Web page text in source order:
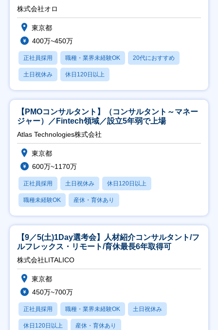
修充実】
株式会社オロ
東京都
400万~450万
正社員採用 職種・業界未経験OK 20代におすすめ
土日祝休み 休日120日以上
【PMOコンサルタント】（コンサルタント～マネー
ジャー）／Fintech領域／設立5年弱で上場
Atlas Technologies株式会社
東京都
600万~1170万
正社員採用 土日祝休み 休日120日以上
職種未経験OK 産休・育休あり
【9／5(土)1Day選考会】人材紹介コンサルタント/フ
ルフレックス・リモート/育休最長6年取得可
株式会社LITALICO
東京都
450万~700万
正社員採用 職種・業界未経験OK 土日祝休み
休日120日以上 産休・育休あり